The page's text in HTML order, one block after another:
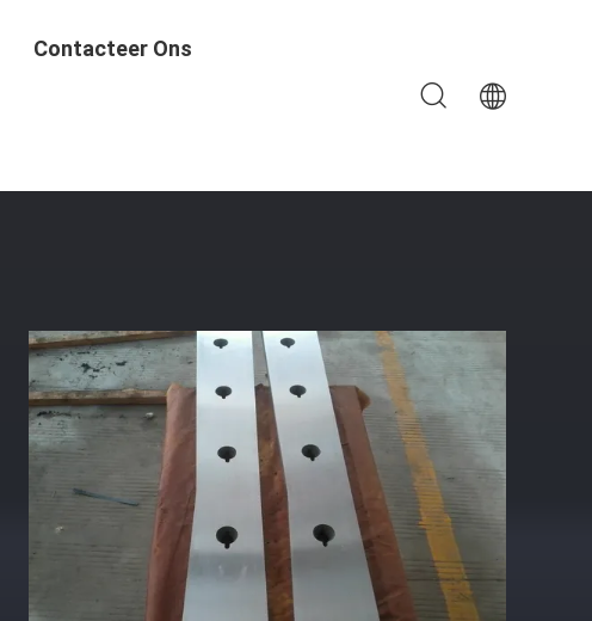
Contacteer Ons